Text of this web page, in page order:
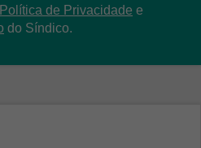
Política de Privacidade e
do Síndico.